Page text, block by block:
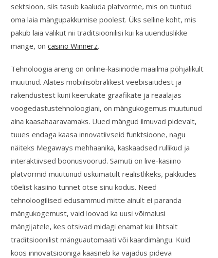
sektsioon, siis tasub kaaluda platvorme, mis on tuntud
oma laia mängupakkumise poolest. Üks selline koht, mis
pakub laia valikut nii traditsioonilisi kui ka uuenduslikke
mänge, oncasino Winnerz.
Tehnoloogia areng on online-kasiinode maailma põhjalikult
muutnud. Alates mobiilisõbralikest veebisaitidest ja
rakendustest kuni keerukate graafikate ja reaalajas
voogedastustehnoloogiani, on mängukogemus muutunud
aina kaasahaaravamaks. Uued mängud ilmuvad pidevalt,
tuues endaga kaasa innovatiivseid funktsioone, nagu
näiteks Megaways mehhaanika, kaskaadsed rullikud ja
interaktiivsed boonusvoorud. Samuti on live-kasiino
platvormid muutunud uskumatult realistlikeks, pakkudes
tõelist kasiino tunnet otse sinu kodus. Need
tehnoloogilised edusammud mitte ainult ei paranda
mängukogemust, vaid loovad ka uusi võimalusi
mängijatele, kes otsivad midagi enamat kui lihtsalt
traditsioonilist mänguautomaati või kaardimängu. Kuid
koos innovatsiooniga kaasneb ka vajadus pideva